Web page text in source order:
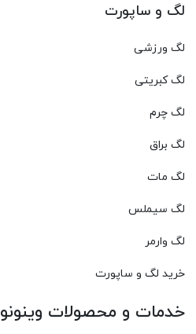
لگ و ساپورت
لگ ورزشی
لگ کبریتی
لگ چرم
لگ براق
لگ مات
لگ سیملس
لگ وارمر
خرید لگ و ساپورت
خدمات و محصولات وینونو